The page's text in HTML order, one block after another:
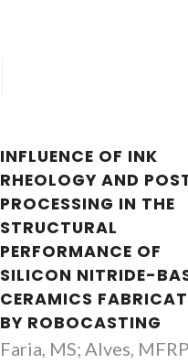
INFLUENCE OF INK
RHEOLOGY AND
PROCESSING IN THE
STRUCTURAL
PERFORMANCE OF
SILICON NITRIDE-
CERAMICS
BY ROBOCASTING
Faria, MS; Alves,